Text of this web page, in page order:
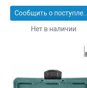
Сообщить
Нет в наличии